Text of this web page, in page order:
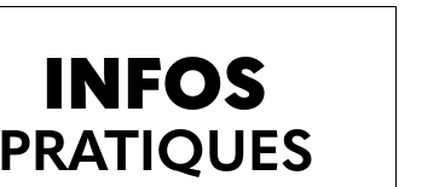
INFOS
PRATIQUES